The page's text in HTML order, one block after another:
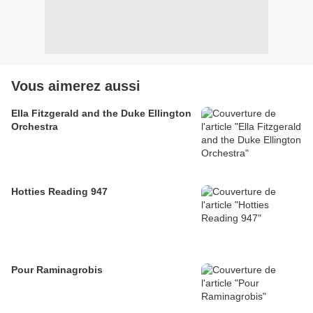
Vous aimerez aussi
Ella Fitzgerald and the Duke Ellington
Orchestra
Hotties Reading 947
Pour Raminagrobis